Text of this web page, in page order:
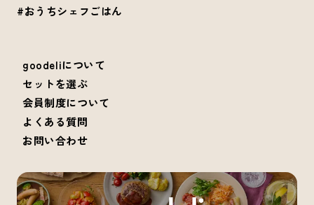
#おうちシェフごはん
goodeliについて
セットを選ぶ
会員制度について
よくある質問
お問い合わせ